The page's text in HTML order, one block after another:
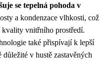
se tepelná pohoda v
a kondenzace vlhkosti, což
kvality vnitřního prostředí.
také přispívají k lepší
v hustě zastavěných